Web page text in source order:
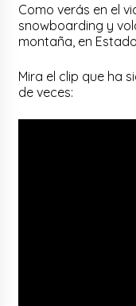
Como verás en el
snowboarding y
montaña, en
Mira el clip que ha
de veces: